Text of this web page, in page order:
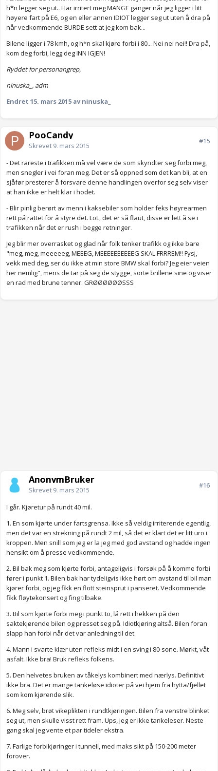
h*n legger seg ut.. Har irritert meg MANGE ganger når jeg ligger i litt
høyere fart på E6, og en eller annen IDIOT legger seg ut uten å dra på
når vedkommende BURDE sett at jeg kom bak...
Bilene ligger i 78 kmh, og h*n skal kjøre forbi i 80... Nei nei nei!! Dra på,
kom deg forbi, legg deg INN IGJEN!
Ryddet for personangrep,
ninuska_, adm
Endret 15. mars 2015 av ninuska_
PooCandy
Skrevet 9. mars 2015
#15
- Det rareste i trafikken må vel være de som skyndter seg forbi meg,
men snegler i vei foran meg. Det er så oppned som det kan bli, at en
sjåfør presterer å forsvare denne handlingen overfor seg selv viser
at han ikke er helt klar i hodet.
- Blir pinlig berørt av menn i kaksebiler som holder feks høyrearmen
rett på rattet for å styre det. LoL, det er så flaut, disse er lett å se i
trafikken når det er rush i begge retninger.
Jeg blir mer overrasket og glad når folk tenker trafikk og ikke bare
"meg, meg, meeeeeg, MEEEG, MEEEEEEEEEEG SKAL FRRREM!! Fysj,
vekk med deg, ser du ikke at min store BMW skal forbi? Jeg eier veien
her nemlig", mens de tar på seg de stygge, sorte brillene sine og viser
en rad med brune tenner. GRØØØØØØSSS
AnonymBruker
Skrevet 9. mars 2015
#16
I går. Kjøretur på rundt 40 mil.
1. En som kjørte under fartsgrensa. Ikke så veldig irriterende egentlig,
men det var en strekning på rundt 2 mil, så det er klart det er litt uro i
kroppen. Men snill som jeg er la jeg med god avstand og hadde ingen
hensikt om å presse vedkommende.
2. Bil bak meg som kjørte forbi, antageligvis i forsøk på å komme forbi
fører i punkt 1. Bilen bak har tydeligvis ikke hørt om avstand til bil man
kjører forbi, og jeg fikk en flott steinsprut i panseret. Vedkommende
fikk fløytekonsert og fing tilbake.
3. Bil som kjørte forbi meg i punkt to, lå rett i hekken på den
saktekjørende bilen og presset seg på. Idiotkjøring altså. Bilen foran
slapp han forbi når det var anledning til det.
4. Mann i svarte klær uten refleks midt i en sving i 80-sone. Mørkt, våt
asfalt. Ikke bra! Bruk refleks folkens.
5. Den helvetes bruken av tåkelys kombinert med nærlys. Definitivt
ikke bra. Det er mange tankeløse idioter på vei hjem fra hytta/fjellet
som kom kjørende slik.
6. Meg selv, brøt vikeplikten i rundtkjøringen. Bilen fra venstre blinket
seg ut, men skulle visst rett fram. Ups, jeg er ikke tankeleser. Neste
gang skal jeg vente et par tideler ekstra.
7. Farlige forbikjøringer i tunnell, med maks sikt på 150-200 meter
forover.